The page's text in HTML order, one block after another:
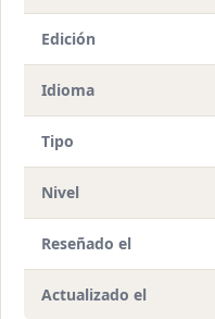
Edición
Idioma
Tipo
Nivel
Reseñado el
Actualizado el